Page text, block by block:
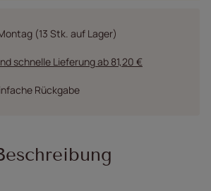
(13 Stk. auf Lager)
schnelle Lieferungab 81,20 €
Rückgabe